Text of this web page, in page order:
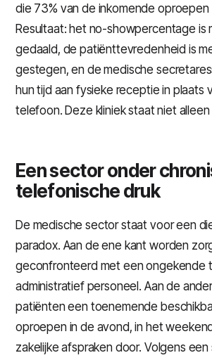
die 73% van de inkomende
Resultaat: het no-showpercentage is
gedaald, de patiënttevredenheid is
gestegen, en de medische
hun tijd aan fysieke receptie in plaats
telefoon. Deze kliniek staat niet alleen
Een sector onder
telefonische druk
De medische sector staat voor een
paradox. Aan de ene kant worden
geconfronteerd met een ongekende
administratief personeel. Aan de
patiënten een toenemende
oproepen in de avond, in het
zakelijke afspraken door. Volgens